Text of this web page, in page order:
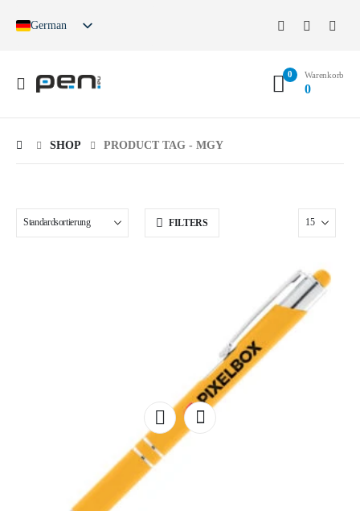
German
Spanish
0 Warenkorb
0
SHOP PRODUCT TAG - MGY
FILTERS